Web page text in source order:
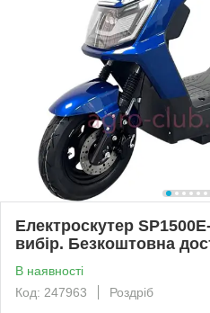
Електроскутер
вибір. Безкоштовна
В наявності
Код: 247963
Роздріб